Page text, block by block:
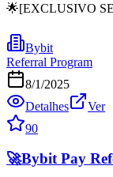
🌟[EXCLUSIVO
Bybit
Referral Program
8/1/2025
Detalhes
Ver
90
🚀Bybit Pay